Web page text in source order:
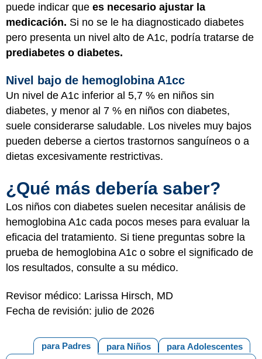
puede indicar que es necesario ajustar la
medicación. Si no se le ha diagnosticado diabetes
pero presenta un nivel alto de A1c, podría tratarse de
prediabetes o diabetes.
Nivel bajo de hemoglobina A1cc
Un nivel de A1c inferior al 5,7 % en niños sin
diabetes, y menor al 7 % en niños con diabetes,
suele considerarse saludable. Los niveles muy bajos
pueden deberse a ciertos trastornos sanguíneos o a
dietas excesivamente restrictivas.
¿Qué más debería saber?
Los niños con diabetes suelen necesitar análisis de
hemoglobina A1c cada pocos meses para evaluar la
eficacia del tratamiento. Si tiene preguntas sobre la
prueba de hemoglobina A1c o sobre el significado de
los resultados, consulte a su médico.
Revisor médico: Larissa Hirsch, MD
Fecha de revisión: julio de 2026
para Adolescentes
para Niños
para Padres